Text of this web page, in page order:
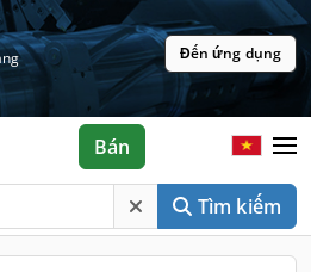
Đến ứng dụng
Tìm kiếm
Bán